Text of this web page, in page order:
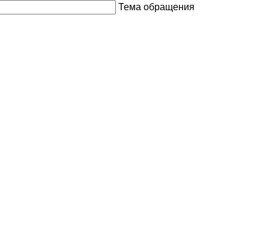
Тема обращения